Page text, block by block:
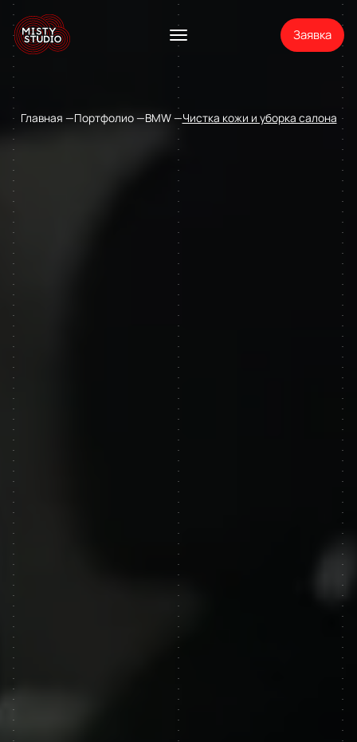
Заявка
Главная Портфолио BMW Чистка кожи и уборка салона